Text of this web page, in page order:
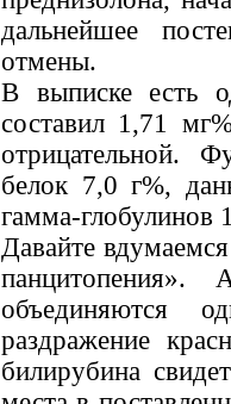
дальнейшее
отмены.
В выписке есть
составил 1,71
отрицательной.
белок 7,0 г%,
гамма-глобулинов
Давайте
панцито­пе­ния».
объединяются
раздражение
билирубина